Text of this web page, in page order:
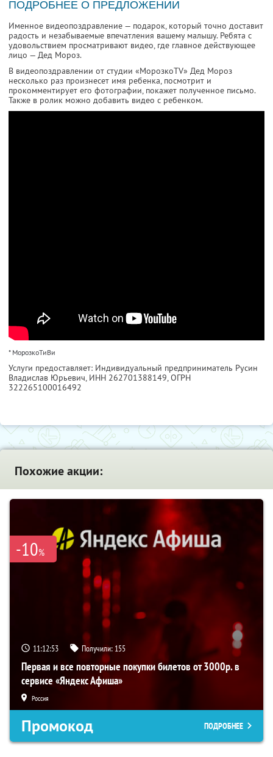
ПОДРОБНЕЕ О ПРЕДЛОЖЕНИИ
Именное видеопоздравление — подарок, который точно доставит
радость и незабываемые впечатления вашему малышу. Ребята с
удовольствием просматривают видео, где главное действующее
лицо — Дед Мороз.
В видеопоздравлении от студии «МорозкоTV» Дед Мороз
несколько раз произнесет имя ребенка, посмотрит и
прокомментирует его фотографии, покажет полученное письмо.
Также в ролик можно добавить видео с ребенком.
* МорозкоТиВи
Услуги предоставляет: Индивидуальный предприниматель Русин
Владислав Юрьевич, ИНН 262701388149, ОГРН
322265100016492
Похожие акции:
-10%
11:12:53 Получили: 155
Первая и все повторные покупки билетов от 3000р. в
сервисе «Яндекс Афиша»
Россия
Промокод ПОДРОБНЕЕ